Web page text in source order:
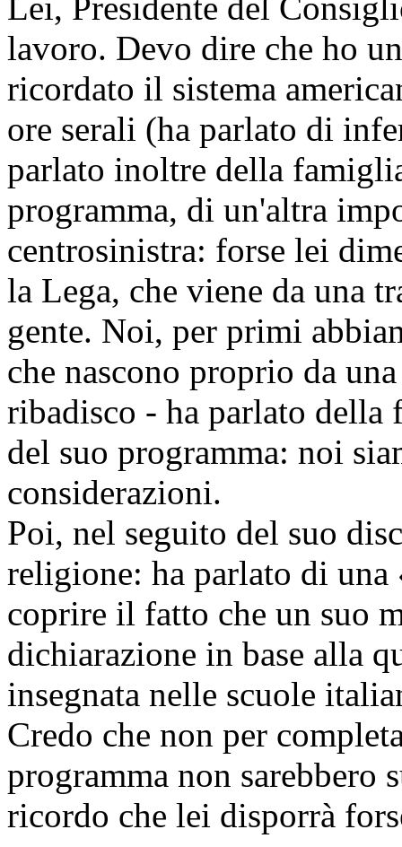
lavoro. Devo dire che ho
ricordato il sistema
ore serali (ha parlato di
parlato inoltre della
programma, di un'altra
centrosinistra: forse lei
la Lega, che viene da una
gente. Noi, per primi
che nascono proprio da
ribadisco - ha parlato della
del suo programma: noi
considerazioni.
Poi, nel seguito del suo
religione: ha parlato di una
coprire il fatto che un suo
dichiarazione in base alla
insegnata nelle scuole
Credo che non per
programma non
ricordo che lei disporrà